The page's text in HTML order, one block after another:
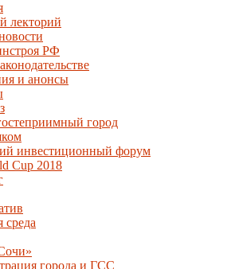
лекторий
РФ
и анонсы
город
инвестиционный форум
Cup 2018
среда
города и ГСС